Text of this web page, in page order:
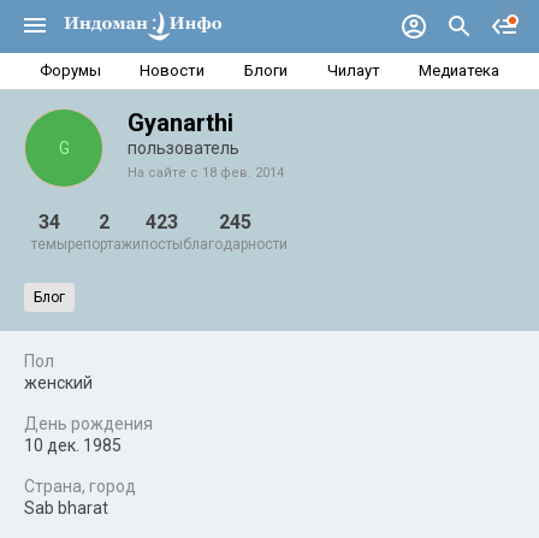
Форумы Новости Блоги Чилаут Медиатека
G
Gyanarthi
пользователь
На сайте с 18 фев. 2014
34
темы
2
репортажи
423
посты
245
благодарности
Блог
Пол
женский
День рождения
10 дек. 1985
Страна, город
Sab bharat